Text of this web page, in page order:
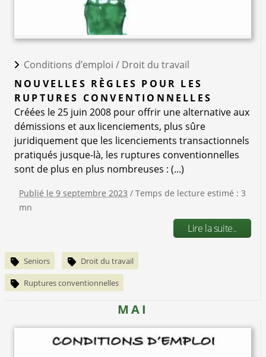
Conditions d’emploi / Droit du travail
NOUVELLES RÈGLES POUR LES
RUPTURES CONVENTIONNELLES
Créées le 25 juin 2008 pour offrir une alternative aux
démissions et aux licenciements, plus sûre
juridiquement que les licenciements transactionnels
pratiqués jusque-là, les ruptures conventionnelles
sont de plus en plus nombreuses : (...)
Publié le 9 septembre 2023 / Temps de lecture estimé : 3
mn
Lire la suite..
Seniors Droit du travail
Ruptures conventionnelles
MAI